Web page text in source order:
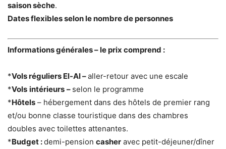
saison sèche.
Dates flexibles selon le nombre de personnes
Informations générales – le prix comprend :
*Vols réguliers El-Al –aller-retour avec une escale
*Vols intérieurs – selon le programme
*Hôtels – hébergement dans des hôtels de premier rang
et/ou bonne classe touristique dans des chambres
doubles avec toilettes attenantes.
*Budget :demi-pension casher avec petit-déjeuner/dîner